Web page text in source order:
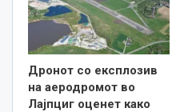
Дронот со експлозив
на аеродромот во
Лајпциг оценет како